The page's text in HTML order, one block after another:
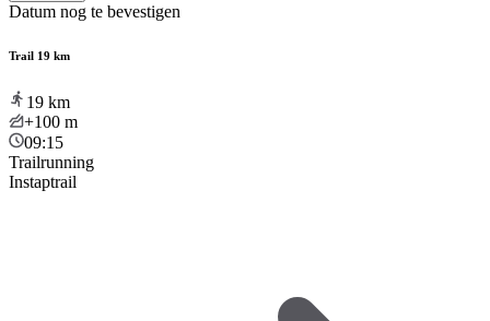
Datum nog te bevestigen
Trail 19 km
19 km
+100 m
09:15
Trailrunning
Instaptrail